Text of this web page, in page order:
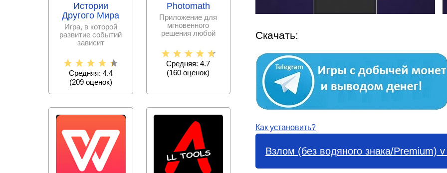
Скачать:
Как установить?
Взлом (без водяного знака/Premium)
Истории
Другого Мира
Игра, в которой
развитие событий
зависит
принятых тобой
решениях.
Средняя: 4.4
(209оценок)
Photomath
Приложение для
мгновенного
решения любой
задачи с
пошаговыми
Средняя: 4.7
(160 оценок)